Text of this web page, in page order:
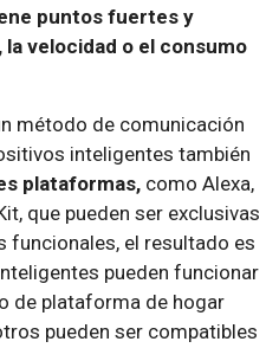
puntos fuertes y
velocidad o el consumo
método de comunicación
inteligentes también
plataformas, como Alexa,
que pueden ser exclusivas
funcionales, el resultado es
pueden funcionar
de plataforma de hogar
pueden ser compatibles